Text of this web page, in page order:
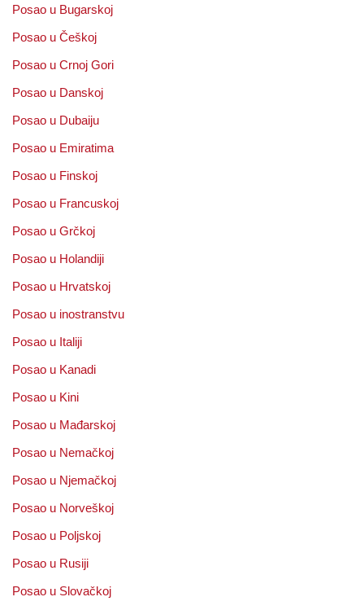
Posao u Bugarskoj
Posao u Češkoj
Posao u Crnoj Gori
Posao u Danskoj
Posao u Dubaiju
Posao u Emiratima
Posao u Finskoj
Posao u Francuskoj
Posao u Grčkoj
Posao u Holandiji
Posao u Hrvatskoj
Posao u inostranstvu
Posao u Italiji
Posao u Kanadi
Posao u Kini
Posao u Mađarskoj
Posao u Nemačkoj
Posao u Njemačkoj
Posao u Norveškoj
Posao u Poljskoj
Posao u Rusiji
Posao u Slovačkoj